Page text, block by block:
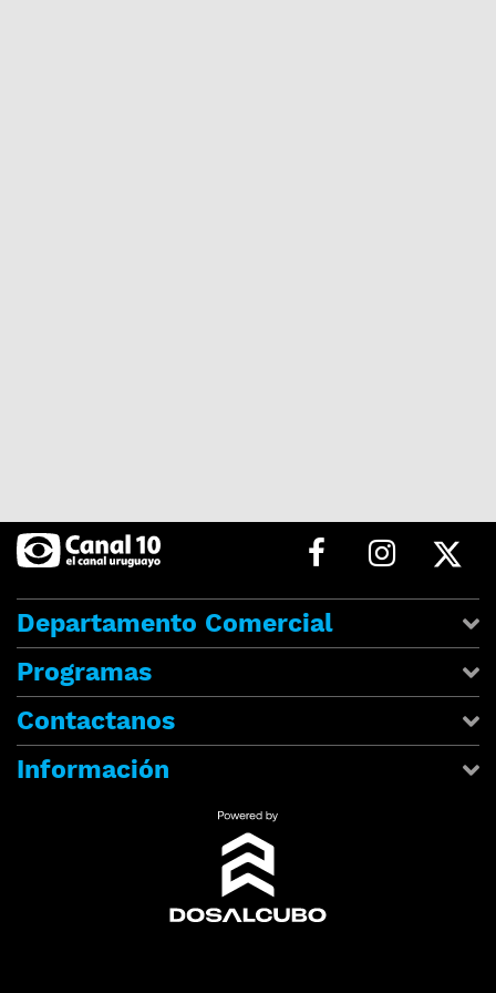
Departamento Comercial
Programas
Contactanos
Información